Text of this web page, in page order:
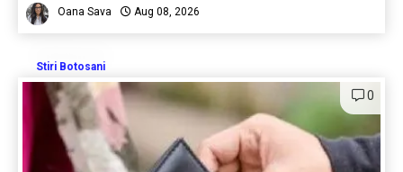
Oana Sava Aug 08, 2026
Stiri Botosani
0